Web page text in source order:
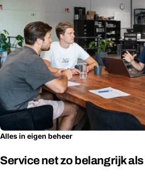
Alles in eigen beheer
Service net zo belangrijk